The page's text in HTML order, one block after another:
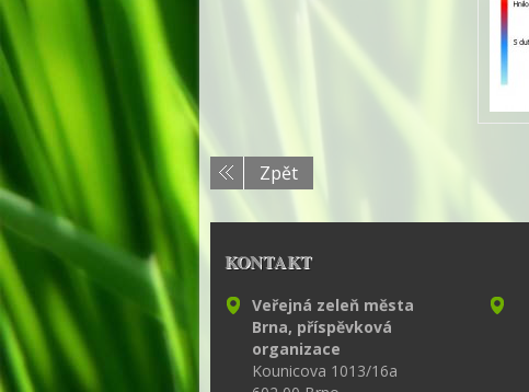
Zpět
KONTAKT
Veřejná zeleň města
Brna, příspěvková
organizace
Kounicova 1013/16a